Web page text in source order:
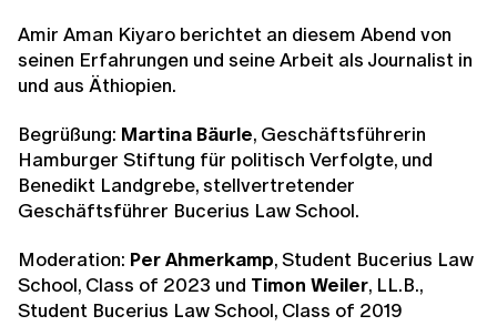
Amir Aman Kiyaro berichtet an diesem Abend von
seinen Erfahrungen und seine Arbeit als Journalist in
und aus Äthiopien.
Begrüßung: Martina Bäurle, Geschäftsführerin
Hamburger Stiftung für politisch Verfolgte, und
Benedikt Landgrebe, stellvertretender
Geschäftsführer Bucerius Law School.
Moderation: Per Ahmerkamp, Student Bucerius Law
School, Class of 2023 und Timon Weiler, LL.B.,
Student Bucerius Law School, Class of 2019